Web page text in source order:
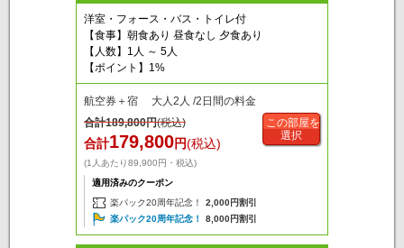
洋室・フォース・バス・トイレ付
【食事】朝食あり 昼食なし 夕食あり
【人数】1人 ～ 5人
【ポイント】1%
航空券＋宿 大人2人 /2日間の料金
合計189,800円(税込)
合計179,800円(税込)
(1人あたり89,900円・税込)
適用済みのクーポン
楽パック20周年記念！
2,000円割引
楽パック20周年記念！
8,000円割引
この部屋を
選択